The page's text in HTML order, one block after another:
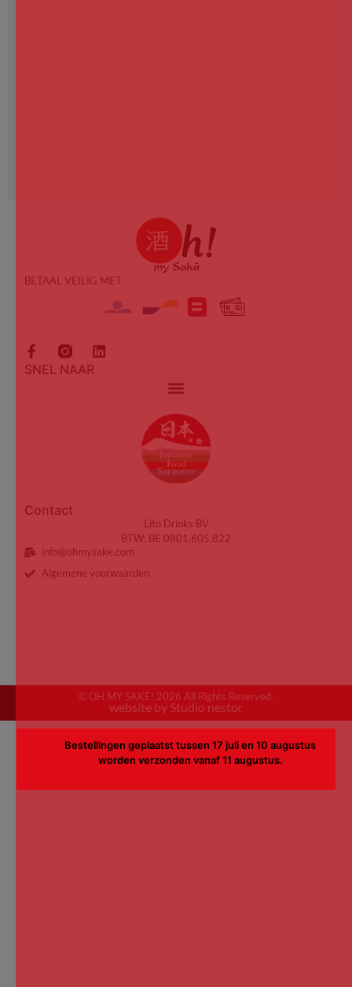
BETAAL VEILIG MET
SNEL NAAR
Contact
Lito Drinks BV
BTW: BE 0801.605.822
info@ohmysake.com
Algemene voorwaarden
© OH MY SAKE! 2026 All Rights Reserved.
website by Studio nestor
Bestellingen geplaatst tussen 17 juli en 10 augustus
worden verzonden vanaf 11 augustus.